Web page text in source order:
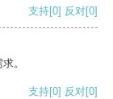
支持[0] 反对[0]
。
支持[0] 反对[0]